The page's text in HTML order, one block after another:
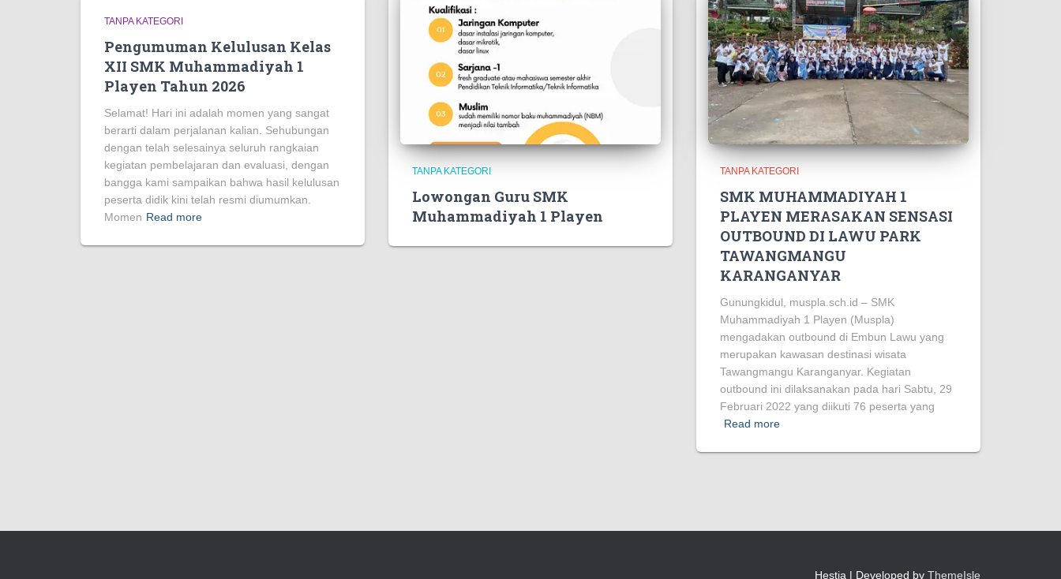
TANPA KATEGORI
Pengumuman Kelulusan Kelas
XII SMK Muhammadiyah 1
Playen Tahun 2026
Selamat! Hari ini adalah momen yang sangat
berarti dalam perjalanan kalian. Sehubungan
dengan telah selesainya seluruh rangkaian
kegiatan pembelajaran dan evaluasi, dengan
bangga kami sampaikan bahwa hasil kelulusan
peserta didik kini telah resmi diumumkan.
Momen Read more
TANPA KATEGORI
Lowongan Guru SMK
Muhammadiyah 1 Playen
TANPA KATEGORI
SMK MUHAMMADIYAH 1
PLAYEN MERASAKAN SENSASI
OUTBOUND DI LAWU PARK
TAWANGMANGU
KARANGANYAR
Gunungkidul, muspla.sch.id – SMK
Muhammadiyah 1 Playen (Muspla)
mengadakan outbound di Embun Lawu yang
merupakan kawasan destinasi wisata
Tawangmangu Karanganyar. Kegiatan
outbound ini dilaksanakan pada hari Sabtu, 29
Februari 2022 yang diikuti 76 peserta yang
Read more
Hestia | Developed by ThemeIsle